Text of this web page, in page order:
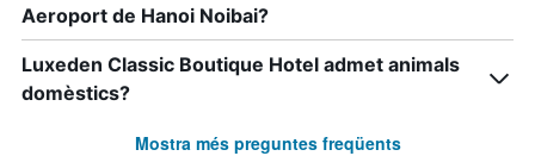
Aeroport de Hanoi Noibai?
Luxeden Classic Boutique Hotel admet animals
domèstics?
Mostra més preguntes freqüents